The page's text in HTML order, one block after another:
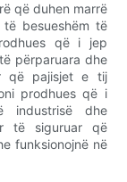
që duhen marrë
besueshëm të
që i jep
përparuara dhe
që pajisjet e tij
prodhues që i
industrisë dhe
të siguruar që
funksionojnë në